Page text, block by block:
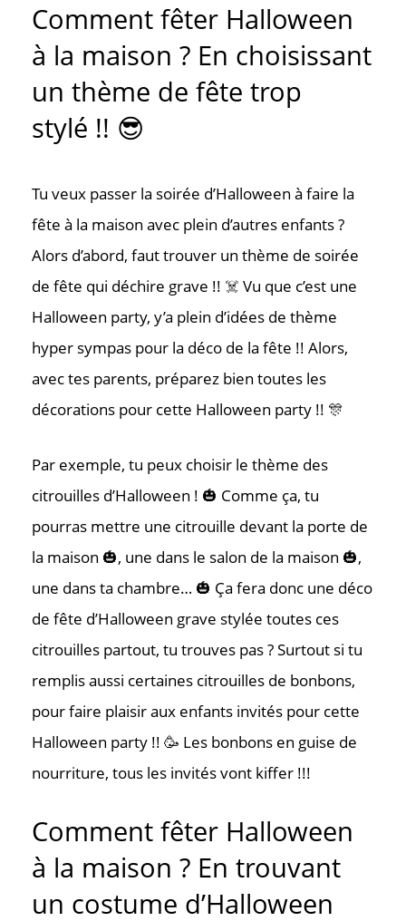
Comment fêter Halloween
à la maison ? En choisissant
un thème de fête trop
stylé !! 😎
Tu veux passer la soirée d’Halloween à faire la
fête à la maison avec plein d’autres enfants ?
Alors d’abord, faut trouver un thème de soirée
de fête qui déchire grave !! ☠️ Vu que c’est une
Halloween party, y’a plein d’idées de thème
hyper sympas pour la déco de la fête !! Alors,
avec tes parents, préparez bien toutes les
décorations pour cette Halloween party !! 🎊
Par exemple, tu peux choisir le thème des
citrouilles d’Halloween ! 🎃 Comme ça, tu
pourras mettre une citrouille devant la porte de
la maison 🎃, une dans le salon de la maison 🎃,
une dans ta chambre… 🎃 Ça fera donc une déco
de fête d’Halloween grave stylée toutes ces
citrouilles partout, tu trouves pas ? Surtout si tu
remplis aussi certaines citrouilles de bonbons,
pour faire plaisir aux enfants invités pour cette
Halloween party !! 🥳 Les bonbons en guise de
nourriture, tous les invités vont kiffer !!!
Comment fêter Halloween
à la maison ? En trouvant
un costume d’Halloween